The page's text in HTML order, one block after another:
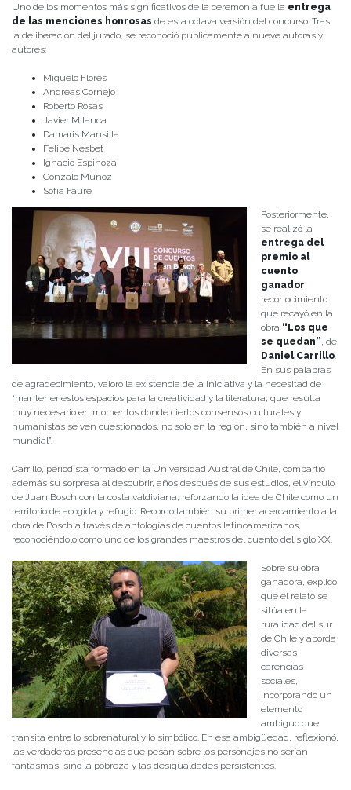
Uno de los momentos más significativos de la ceremonia fue la entrega
de las menciones honrosas de esta octava versión del concurso. Tras
la deliberación del jurado, se reconoció públicamente a nueve autoras y
autores:
Miguelo Flores
Andreas Cornejo
Roberto Rosas
Javier Milanca
Damaris Mansilla
Felipe Nesbet
Ignacio Espinoza
Gonzalo Muñoz
Sofía Fauré
Posteriormente,
se realizó la
entrega del
premio al
cuento
ganador
reconocimiento
que recayó en la
obra “Los que
se quedan” , de
Daniel Carrillo
En sus palabras
de agradecimiento, valoró la existencia de la iniciativa y la necesitad de
“mantener estos espacios para la creatividad y la literatura, que resulta
muy necesario en momentos donde ciertos consensos culturales y
humanistas se ven cuestionados, no solo en la región, sino también a nivel
mundial”.
Carrillo, periodista formado en la Universidad Austral de Chile, compartió
además su sorpresa al descubrir, años después de sus estudios, el vínculo
de Juan Bosch con la costa valdiviana, reforzando la idea de Chile como un
territorio de acogida y refugio. Recordó también su primer acercamiento a la
obra de Bosch a través de antologías de cuentos latinoamericanos,
reconociéndolo como uno de los grandes maestros del cuento del siglo XX.
Sobre su obra
ganadora, explicó
que el relato se
sitúa en la
ruralidad del sur
de Chile y aborda
diversas
carencias
sociales,
incorporando un
elemento
ambiguo que
transita entre lo sobrenatural y lo simbólico. En esa ambigüedad, reflexionó,
las verdaderas presencias que pesan sobre los personajes no serían
fantasmas, sino la pobreza y las desigualdades persistentes.